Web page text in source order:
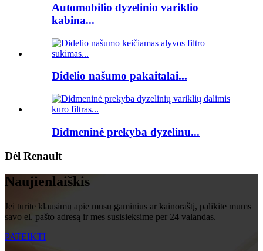
Automobilio dyzelinio variklio
kabina...
Didelio našumo pakaitalai...
Didmeninė prekyba dyzelinu...
Dėl Renault
Naujienlaiškis
Jei turite klausimų apie mūsų gaminius ar kainoraštį, palikite mums
savo el. pašto adresą ir mes susisieksime per 24 valandas.
PATEIKTI